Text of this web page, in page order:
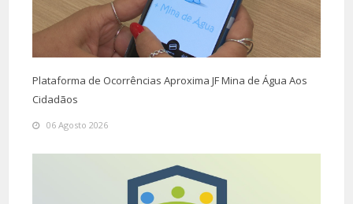
Plataforma de Ocorrências Aproxima JF Mina de Água Aos
Cidadãos
06 Agosto 2026